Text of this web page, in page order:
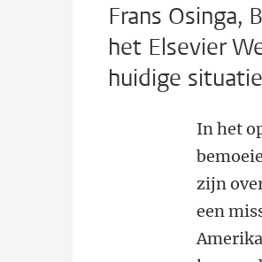
Frans Osinga,
het Elsevier
huidige
In het
zijn
een